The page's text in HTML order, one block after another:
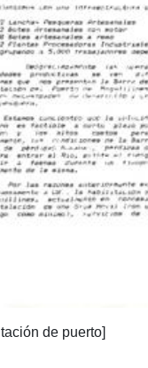
de puerto]